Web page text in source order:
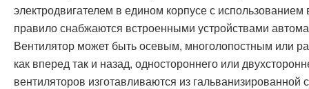
электродвигателем в едином корпусе с
правило снабжаются встроенными устройствами
Вентилятор может быть осевым, многолопостным или
как вперед так и назад, одностороннего или
вентиляторов изготавливаются из гальванизированной